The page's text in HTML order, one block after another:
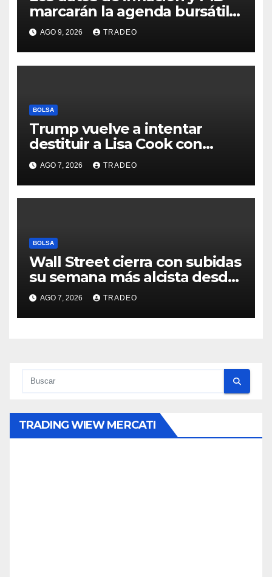
marcarán la agenda bursátil
de la próxima semana
AGO 9, 2026 TRADEO
BOLSA
Trump vuelve a intentar
destituir a Lisa Cook con
acusaciones de fraude
hipotecario
AGO 7, 2026 TRADEO
BOLSA
Wall Street cierra con subidas
su semana más alcista desde
abril
AGO 7, 2026 TRADEO
TRADING WIEW MERCATI